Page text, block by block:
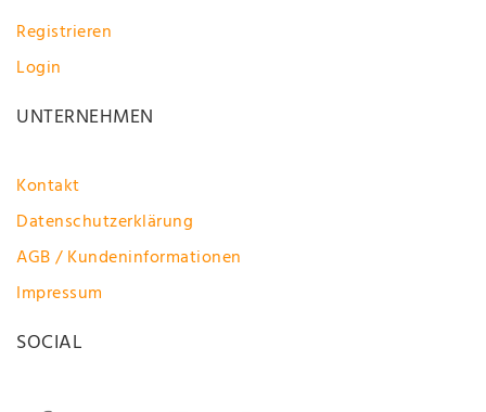
Registrieren
Login
UNTERNEHMEN
Kontakt
Datenschutzerklärung
AGB / Kundeninformationen
Impressum
SOCIAL